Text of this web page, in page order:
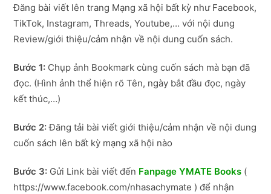
Đăng bài viết lên trang Mạng xã hội bất kỳ như Facebook,
TikTok, Instagram, Threads, Youtube,… với nội dung
Review/giới thiệu/cảm nhận về nội dung cuốn sách.
Bước 1: Chụp ảnh Bookmark cùng cuốn sách mà bạn đã
đọc. (Hình ảnh thể hiện rõ Tên, ngày bắt đầu đọc, ngày
kết thúc,…)
Bước 2:Đăng tải bài viết giới thiệu/cảm nhận về nội dung
cuốn sách lên bất kỳ mạng xã hội nào
Bước 3: Gửi Link bài viết đến Fanpage YMATE Books (
https://www.facebook.com/nhasachymate ) để nhận